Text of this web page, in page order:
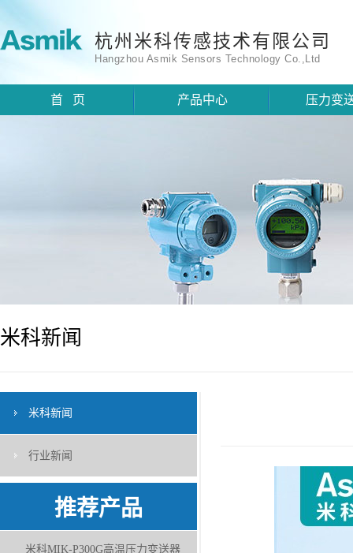
杭州米科传感技术有限公司
Hangzhou Asmik Sensors Technology Co.,Ltd
首 页 产品中心 压力变
米科新闻
米科新闻
行业新闻
推荐产品
米科MIK-P300G高温压力变送器